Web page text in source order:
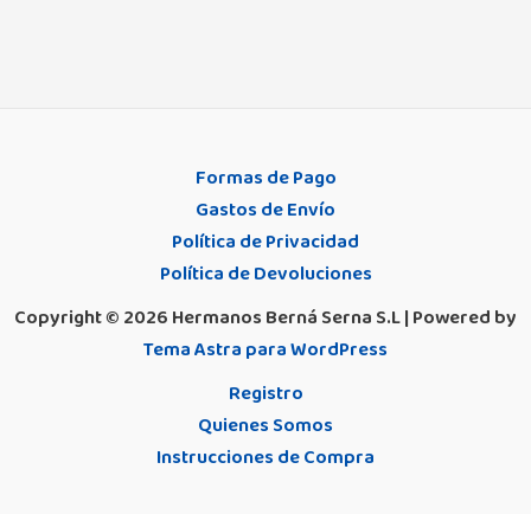
Formas de Pago
Gastos de Envío
Política de Privacidad
Política de Devoluciones
Copyright © 2026 Hermanos Berná Serna S.L | Powered by
Tema Astra para WordPress
Registro
Quienes Somos
Instrucciones de Compra